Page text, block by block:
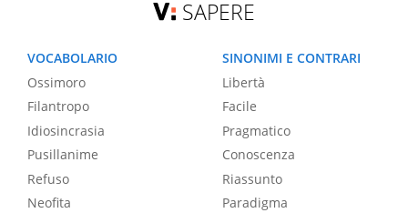
SAPERE
VOCABOLARIO
Ossimoro
Filantropo
Idiosincrasia
Pusillanime
Refuso
Neofita
SINONIMI E CONTRARI
Libertà
Facile
Pragmatico
Conoscenza
Riassunto
Paradigma